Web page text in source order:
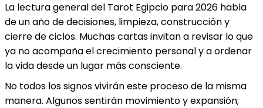
La lectura general del Tarot Egipcio para 2026 habla
de un año de decisiones, limpieza, construcción y
cierre de ciclos. Muchas cartas invitan a revisar lo que
ya no acompaña el crecimiento personal y a ordenar
la vida desde un lugar más consciente.
No todos los signos vivirán este proceso de la misma
manera. Algunos sentirán movimiento y expansión;